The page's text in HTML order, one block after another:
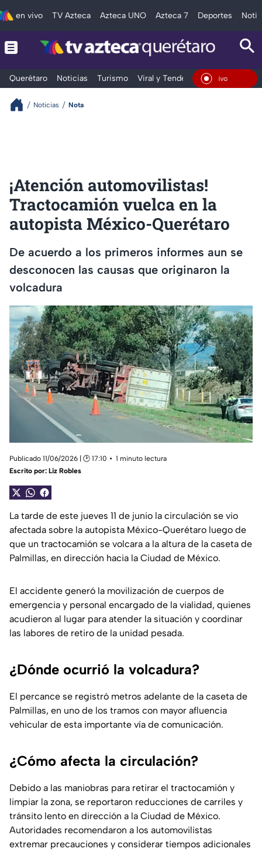
en vivo TV Azteca Azteca UNO Azteca 7 Deportes
Querétaro Noticias Turismo Viral y Tendencia Clima
En Vivo
Noticias Nota
¡Atención automovilistas!
Tractocamión vuelca en la
autopista México-Querétaro
De acuerdo a los primeros informes aun se
desconocen las causas que originaron la
volcadura
Publicado 11/06/2026 | 🕑 17:10
1 minuto lectura
Escrito por: Liz Robles
La tarde de este jueves 11 de junio la circulación se vio
afectada sobre la autopista México-Querétaro luego de
que un tractocamión se volcara a la altura de la caseta de
Palmillas, en dirección hacia la Ciudad de México.
El accidente generó la movilización de cuerpos de
emergencia y personal encargado de la vialidad, quienes
acudieron al lugar para atender la situación y coordinar
las labores de retiro de la unidad pesada.
¿Dónde ocurrió la volcadura?
El percance se registró metros adelante de la caseta de
Palmillas, en uno de los tramos con mayor afluencia
vehicular de esta importante vía de comunicación.
¿Cómo afecta la circulación?
Debido a las maniobras para retirar el tractocamión y
limpiar la zona, se reportaron reducciones de carriles y
tránsito lento en dirección a la Ciudad de México.
Autoridades recomendaron a los automovilistas
extremar precauciones y considerar tiempos adicionales